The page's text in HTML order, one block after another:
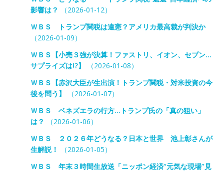
影響は？
（2026-01-12）
ＷＢＳ トランプ関税は違憲？アメリカ最高裁が判決か
（2026-01-09）
ＷＢＳ【小売３強が決算！ファストリ、イオン、セブン…
サプライズは!?】
（2026-01-08）
ＷＢＳ【赤沢大臣が生出演！トランプ関税・対米投資の今
後を問う】
（2026-01-07）
ＷＢＳ ベネズエラの行方…トランプ氏の「真の狙い」
は？
（2026-01-06）
ＷＢＳ ２０２６年どうなる？日本と世界 池上彰さんが
生解説！
（2026-01-05）
ＷＢＳ 年末３時間生放送「ニッポン経済“元気な現場”見